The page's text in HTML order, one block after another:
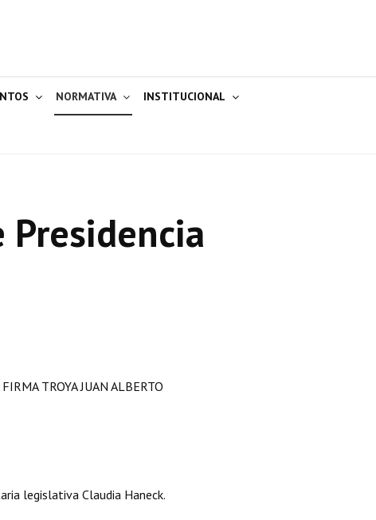
NORMATIVA INSTITUCIONAL
Presidencia
TROYA JUAN ALBERTO
legislativa Claudia Haneck.